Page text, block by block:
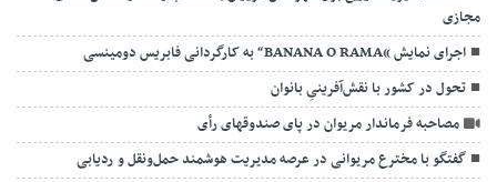
مجازی
اجرای نمایش “BANANA O RAMA“ به کارگردانی فابریس دومینسی
تحول در کشور با نقش‌آفرینیِ بانوان
مصاحبه فرماندار مریوان در پای صندوقهای رأی
گفتگو با مخترع مریوانی در عرصه مدیریت هوشمند حمل‌ونقل و ردیابی